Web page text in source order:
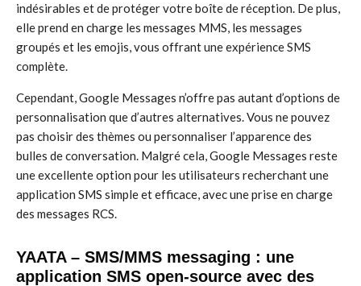
indésirables et de protéger votre boîte de réception. De plus,
elle prend en charge les messages MMS, les messages
groupés et les emojis, vous offrant une expérience SMS
complète.
Cependant, Google Messages n’offre pas autant d’options de
personnalisation que d’autres alternatives. Vous ne pouvez
pas choisir des thèmes ou personnaliser l’apparence des
bulles de conversation. Malgré cela, Google Messages reste
une excellente option pour les utilisateurs recherchant une
application SMS simple et efficace, avec une prise en charge
des messages RCS.
YAATA – SMS/MMS messaging : une
application SMS open-source avec des